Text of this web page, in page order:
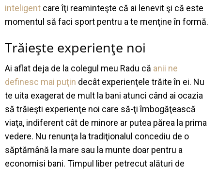
inteligent care îţi reaminteşte că ai lenevit şi că este
momentul să faci sport pentru a te menţine în formă.
Trăieşte experienţe noi
Ai aflat deja de la colegul meu Radu că anii ne
definesc mai puţin decât experienţele trăite în ei. Nu
te uita exagerat de mult la bani atunci când ai ocazia
să trăieşti experienţe noi care să-ţi îmbogăţească
viaţa, indiferent cât de minore ar putea părea la prima
vedere. Nu renunţa la tradiţionalul concediu de o
săptămână la mare sau la munte doar pentru a
economisi bani. Timpul liber petrecut alături de